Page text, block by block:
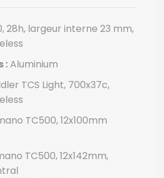
28h, largeur interne 23 mm,
:Aluminium
TCS Light, 700x37c,
TC500, 12x100mm
TC500, 12x142mm,